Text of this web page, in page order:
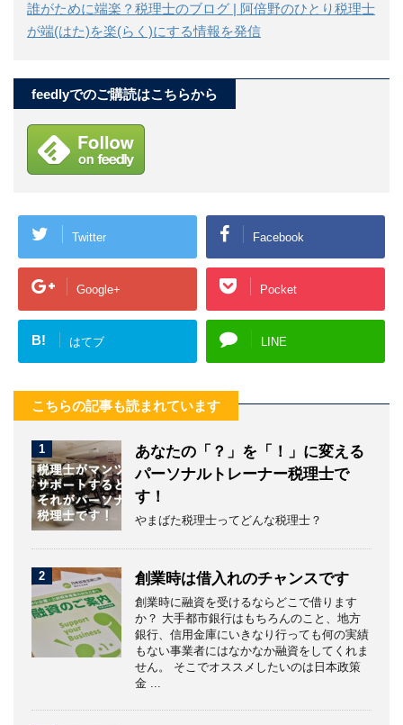
誰がために端楽？税理士のブログ | 阿倍野のひとり税理士
が端(はた)を楽(らく)にする情報を発信
feedlyでのご購読はこちらから
Twitter Facebook
Google+ Pocket
B! はてブ LINE
こちらの記事も読まれています
1
あなたの「？」を「！」に変える
パーソナルトレーナー税理士で
す！
やまばた税理士ってどんな税理士？
2 創業時は借入れのチャンスです
創業時に融資を受けるならどこで借ります
か？ 大手都市銀行はもちろんのこと、地方
銀行、信用金庫にいきなり行っても何の実績
もない事業者にはなかなか融資をしてくれま
せん。 そこでオススメしたいのは日本政策
金 ...